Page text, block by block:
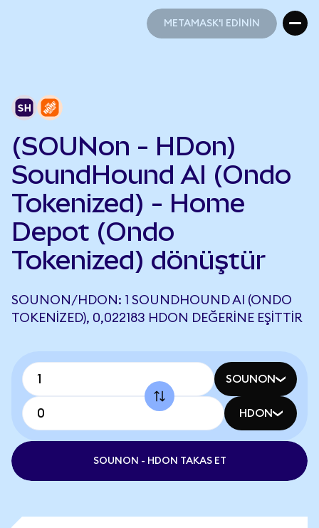
METAMASK'I EDİNİN
(SOUNon - HDon)
SoundHound AI (Ondo
Tokenized) - Home
Depot (Ondo
Tokenized) dönüştür
SOUNON/HDON: 1 SOUNDHOUND AI (ONDO
TOKENIZED), 0,022183 HDON DEĞERINE EŞITTIR
SOUNON
HDON
SOUNON - HDON TAKAS ET